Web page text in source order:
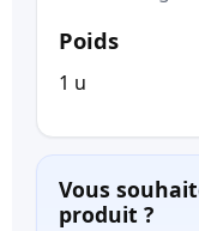
Poids
1 u
Vous
produit ?